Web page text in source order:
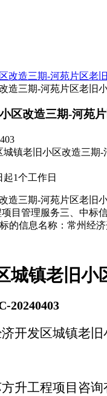
造三期-河苑片区老旧
区改造三期-河苑
城镇老旧小区改造三期
1个工作日
造三期-河苑片区老旧
目管理服务三、中标
的信息名称：常州经
城镇老旧小
20240403
开发区城镇老旧
升工程项目咨询